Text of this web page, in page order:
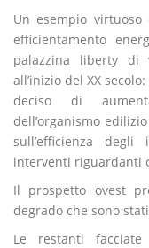
Un esempio
efficientamento
palazzina liberty di
all’inizio del XX
deciso di
dell’organismo
sull’efficienza
interventi riguardanti
Il prospetto ovest
degrado che sono
Le restanti facciate